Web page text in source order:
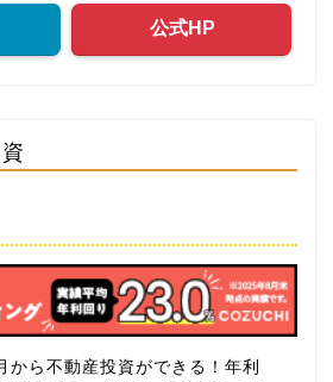
公式HP
から不動産投資ができる！年利